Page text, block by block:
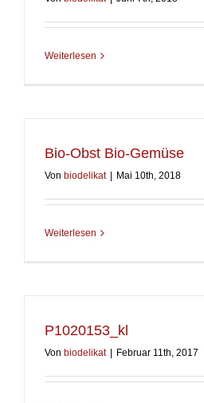
Weiterlesen
Bio-Obst Bio-Gemüse
Von biodelikat Mai 10th, 2018
Weiterlesen
P1020153_kl
Von biodelikat Februar 11th, 2017